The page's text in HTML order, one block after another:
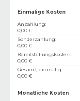
Einmalige Kosten
Anzahlung:
0,00 €
Sonderzahlung:
0,00 €
Bereitstellungskosten:
0,00 €
Gesamt, einmalig:
0,00 €
Monatliche Kosten